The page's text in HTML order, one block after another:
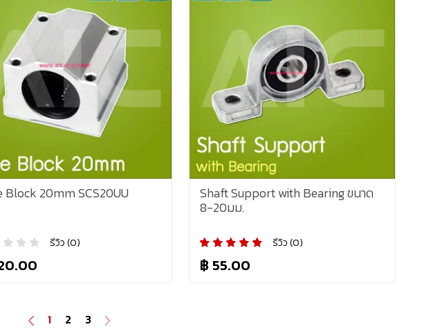
Block 20mm SCS20UU
รีวิว (0)
Shaft Support with Bearing ขนาด
8-20มม.
รีวิว (0)
฿ 55.00
1 2 3